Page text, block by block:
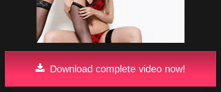
Download complete video now!